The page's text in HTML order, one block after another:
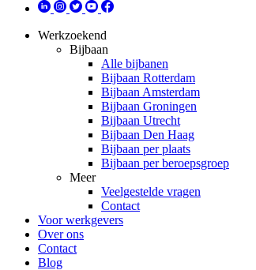
Werkzoekend
Bijbaan
Alle bijbanen
Bijbaan Rotterdam
Bijbaan Amsterdam
Bijbaan Groningen
Bijbaan Utrecht
Bijbaan Den Haag
Bijbaan per plaats
Bijbaan per beroepsgroep
Meer
Veelgestelde vragen
Contact
Voor werkgevers
Over ons
Contact
Blog